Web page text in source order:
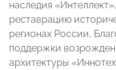
наследия
реставрацию
регионах России,
поддержки
архитектуры